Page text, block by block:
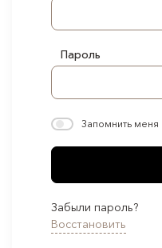
Пароль
Запомнить меня
Забыли пароль?
Восстановить